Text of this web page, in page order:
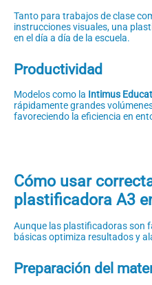
Tanto para trabajos de clase
instrucciones visuales, una
en el día a día de la escuela.
Productividad
Modelos como la Intimus
rápidamente grandes
favoreciendo la eficiencia en
Cómo usar
plastificadora A3
Aunque las plastificadoras son
básicas optimiza resultados y
Preparación del